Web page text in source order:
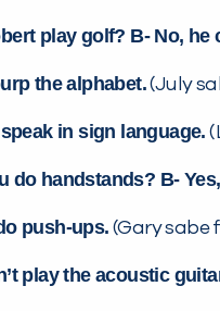
play golf? B- No, he
the alphabet.(July
in sign language.
do handstands? B-
push-ups. (Gary sabe
play the acoustic